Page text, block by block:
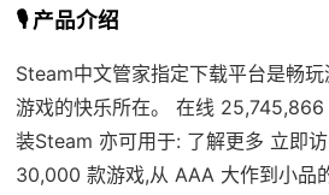
🎙️ 产品介绍
Steam中文管家指定下载平台是畅
游戏的快乐所在。 在线
装Steam 亦可用于: 了解更多 立即
30,000 款游戏,从 AAA 大作到小品